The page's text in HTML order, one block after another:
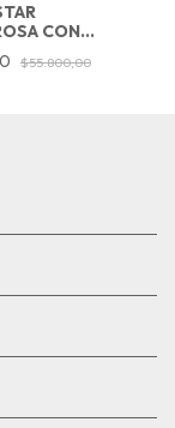
CON
$55.800,00